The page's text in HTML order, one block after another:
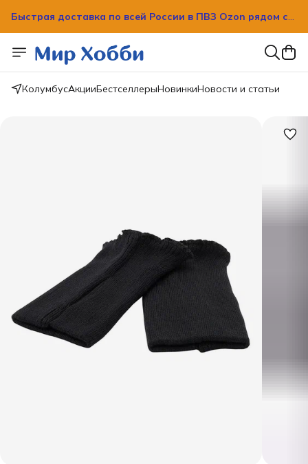
Быстрая доставка по всей России в ПВЗ Ozon рядом с
Быстрая доставка по всей России в ПВЗ Ozon рядом с
вашим домом!
КолумбусАкцииБестселлерыНовинкиНовости и статьи